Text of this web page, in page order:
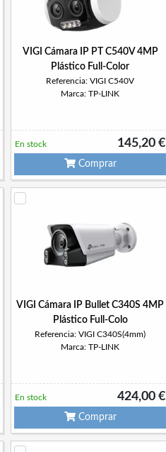
VIGI Cámara IP PT C540V 4MP
Plástico Full-Color
Referencia: VIGI C540V
Marca: TP-LINK
145,20 €
En stock
Comprar
VIGI Cámara IP Bullet C340S 4MP
Plástico Full-Colo
Referencia: VIGI C340S(4mm)
Marca: TP-LINK
424,00 €
En stock
Comprar